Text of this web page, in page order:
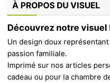
À PROPOS DU VISUEL
Découvrez notre visuel
Un design doux
passion familiale.
Imprimé sur nos articles
cadeau ou pour la chambre